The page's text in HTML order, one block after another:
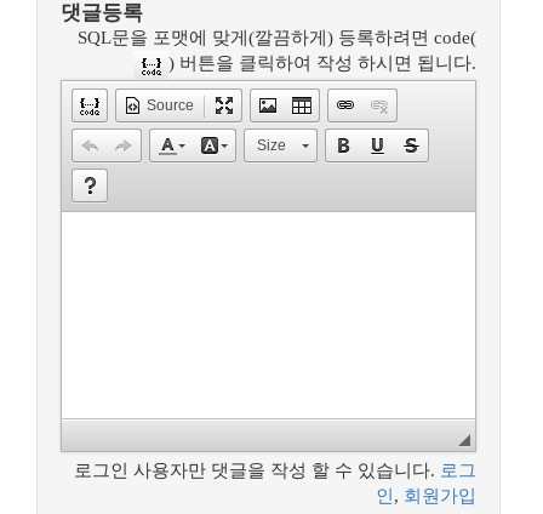
댓글등록
SQL문을 포맷에 맞게(깔끔하게) 등록하려면 code(
) 버튼을 클릭하여 작성 하시면 됩니다.
Source
Size
로그인 사용자만 댓글을 작성 할 수 있습니다. 로그
인 , 회원가입